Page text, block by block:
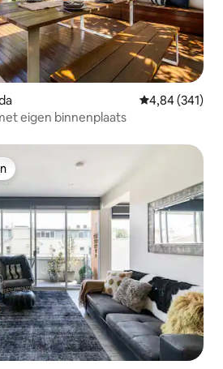
Gemiddelde
4,84 (341)
eigen binnenplaats